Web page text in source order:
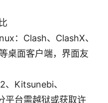
：Clash、ClashX、
桌面客户端，界面友
Kitsunebi、
台需越狱或获取许